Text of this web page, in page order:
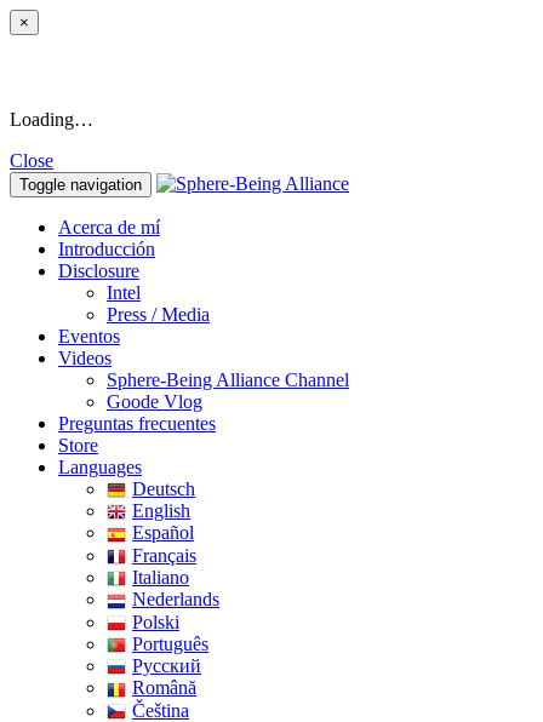
×
Loading…
Close
Toggle navigation
Acerca de mí
Introducción
Disclosure
Intel
Press / Media
Eventos
Videos
Sphere-Being Alliance Channel
Goode Vlog
Preguntas frecuentes
Store
Languages
Deutsch
English
Español
Français
Italiano
Nederlands
Polski
Português
Pусский
Română
Čeština